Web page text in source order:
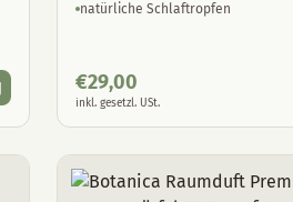
natürliche Schlaftropfen
€29,00
inkl. gesetzl. USt.